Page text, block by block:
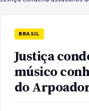
BRASIL
Justiça
músico
do